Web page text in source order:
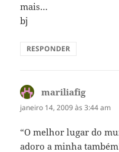
mais…
bj
RESPONDER
mariliafigdisse:
janeiro 14, 2009 às 3:44 am
“O melhor lugar do
adoro a minha